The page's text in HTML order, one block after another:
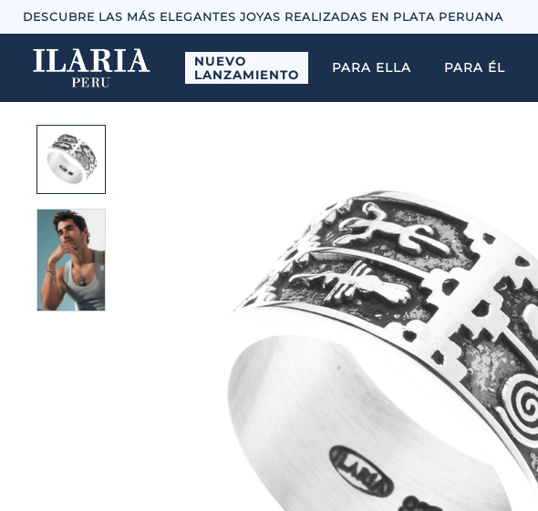
DESCUBRE LAS MÁS ELEGANTES JOYAS REALIZADAS EN PLATA PERUANA
NUEVO
LANZAMIENTO
PARA ELLA PARA ÉL